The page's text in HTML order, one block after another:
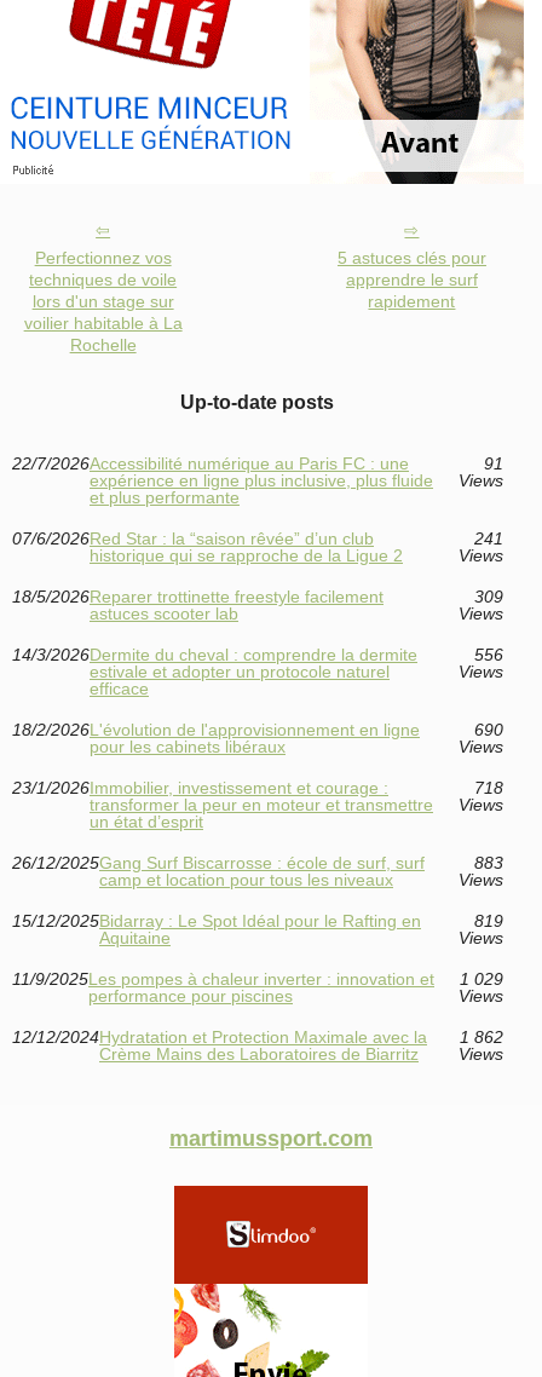
Perfectionnez vos
techniques de voile
lors d'un stage sur
voilier habitable à La
Rochelle
5 astuces clés pour
apprendre le surf
rapidement
Up-to-date posts
22/7/2026Accessibilité numérique au Paris FC : une
expérience en ligne plus inclusive, plus fluide
et plus performante
91
Views
07/6/2026Red Star : la “saison rêvée” d’un club
historique qui se rapproche de la Ligue 2
241
Views
18/5/2026Reparer trottinette freestyle facilement
astuces scooter lab
309
Views
14/3/2026Dermite du cheval : comprendre la dermite
estivale et adopter un protocole naturel
efficace
556
Views
18/2/2026L'évolution de l'approvisionnement en ligne
pour les cabinets libéraux
690
Views
23/1/2026Immobilier, investissement et courage :
transformer la peur en moteur et transmettre
un état d’esprit
718
Views
26/12/2025Gang Surf Biscarrosse : école de surf, surf
camp et location pour tous les niveaux
883
Views
15/12/2025Bidarray : Le Spot Idéal pour le Rafting en
Aquitaine
819
Views
11/9/2025Les pompes à chaleur inverter : innovation et
performance pour piscines
1 029
Views
12/12/2024Hydratation et Protection Maximale avec la
Crème Mains des Laboratoires de Biarritz
1 862
Views
martimussport.com